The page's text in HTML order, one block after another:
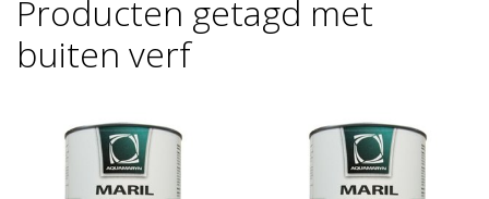
Producten getagd met
buiten verf